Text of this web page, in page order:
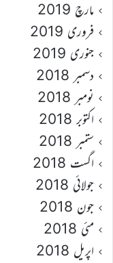
مارچ 2019
فروری 2019
جنوری 2019
دسمبر 2018
نومبر 2018
اکتوبر 2018
ستمبر 2018
اگست 2018
جولائی 2018
جون 2018
مئی 2018
اپریل 2018